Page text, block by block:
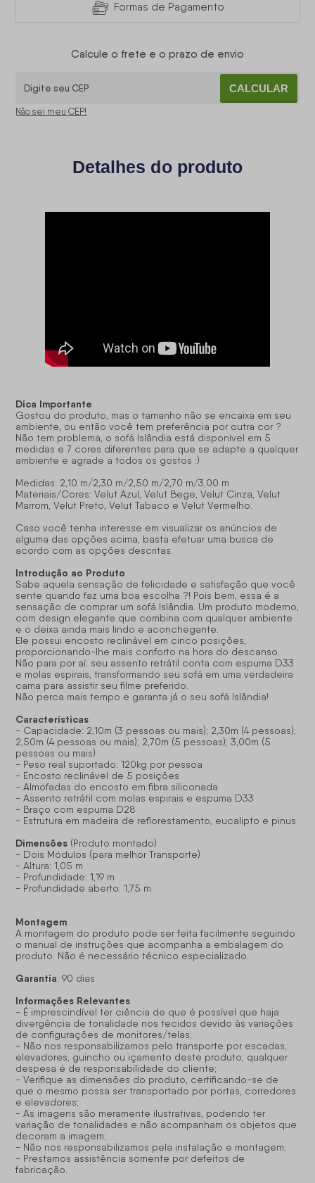
Formas de Pagamento
Calcule o frete e o prazo de envio
CALCULAR
Não sei meu CEP!
Detalhes do produto
Dica Importante
Gostou do produto, mas o tamanho não se encaixa em seu
ambiente, ou então você tem preferência por outra cor ?
Não tem problema, o sofá Islândia está disponível em 5
medidas e 7 cores diferentes para que se adapte a qualquer
ambiente e agrade a todos os gostos :)
Medidas: 2,10 m/2,30 m/2,50 m/2,70 m/3,00 m
Materiais/Cores: Velut Azul, Velut Bege, Velut Cinza, Velut
Marrom, Velut Preto, Velut Tabaco e Velut Vermelho.
Caso você tenha interesse em visualizar os anúncios de
alguma das opções acima, basta efetuar uma busca de
acordo com as opções descritas.
Introdução ao Produto
Sabe aquela sensação de felicidade e satisfação que você
sente quando faz uma boa escolha ?! Pois bem, essa é a
sensação de comprar um sofá Islândia. Um produto moderno,
com design elegante que combina com qualquer ambiente
e o deixa ainda mais lindo e aconchegante.
Ele possui encosto reclinável em cinco posições,
proporcionando-lhe mais conforto na hora do descanso.
Não para por aí: seu assento retrátil conta com espuma D33
e molas espirais, transformando seu sofá em uma verdadeira
cama para assistir seu filme preferido.
Não perca mais tempo e garanta já o seu sofá Islândia!
Características
- Capacidade: 2,10m (3 pessoas ou mais); 2,30m (4 pessoas);
2,50m (4 pessoas ou mais); 2,70m (5 pessoas); 3,00m (5
pessoas ou mais)
- Peso real suportado: 120kg por pessoa
- Encosto reclinável de 5 posições
- Almofadas do encosto em fibra siliconada
- Assento retrátil com molas espirais e espuma D33
- Braço com espuma D28
- Estrutura em madeira de reflorestamento, eucalipto e pinus
Dimensões (Produto montado)
- Dois Módulos (para melhor Transporte)
- Altura: 1,05 m
- Profundidade: 1,19 m
- Profundidade aberto: 1,75 m
Montagem
A montagem do produto pode ser feita facilmente seguindo
o manual de instruções que acompanha a embalagem do
produto. Não é necessário técnico especializado.
Garantia: 90 dias
Informações Relevantes
- É imprescindível ter ciência de que é possível que haja
divergência de tonalidade nos tecidos devido às variações
de configurações de monitores/telas;
- Não nos responsabilizamos pelo transporte por escadas,
elevadores, guincho ou içamento deste produto, qualquer
despesa é de responsabilidade do cliente;
- Verifique as dimensões do produto, certificando-se de
que o mesmo possa ser transportado por portas, corredores
e elevadores;
- As imagens são meramente ilustrativas, podendo ter
variação de tonalidades e não acompanham os objetos que
decoram a imagem;
- Não nos responsabilizamos pela instalação e montagem;
- Prestamos assistência somente por defeitos de
fabricação.